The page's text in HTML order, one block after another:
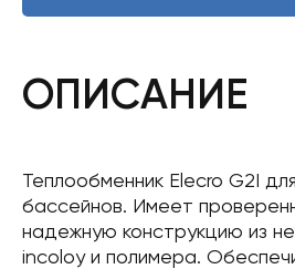
ОПИСАНИЕ
Теплообменник Elecro G2I
бассейнов. Имеет
надежную конструкцию из
incoloy и полимера.